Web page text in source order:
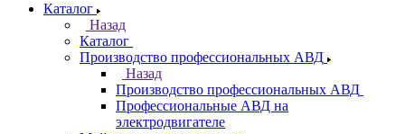
Каталог
Назад
Каталог
Производство профессиональных АВД
Назад
Производство профессиональных АВД
Профессиональные АВД на
электродвигателе